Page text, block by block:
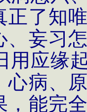
正了知
、妄习
用应缘
心病、
，能完